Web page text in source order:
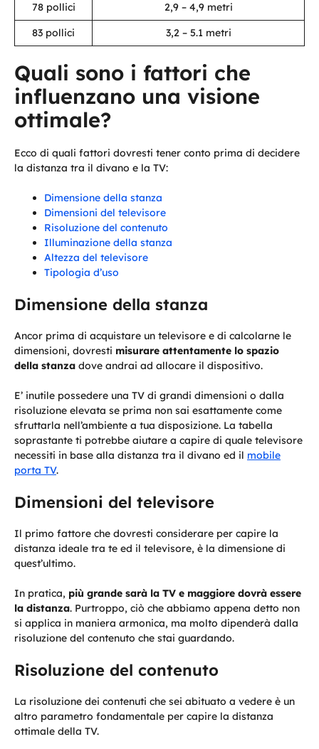
78 pollici
2,9 – 4,9 metri
83 pollici
3,2 – 5.1 metri
Quali sono i fattori che
influenzano una visione
ottimale?
Ecco di quali fattori dovresti tener conto prima di decidere
la distanza tra il divano e la TV:
Dimensione della stanza
Dimensioni del televisore
Risoluzione del contenuto
Illuminazione della stanza
Altezza del televisore
Tipologia d’uso
Dimensione della stanza
Ancor prima di acquistare un televisore e di calcolarne le
dimensioni, dovresti misurare attentamente lo spazio
della stanza dove andrai ad allocare il dispositivo.
E’ inutile possedere una TV di grandi dimensioni o dalla
risoluzione elevata se prima non sai esattamente come
sfruttarla nell’ambiente a tua disposizione. La tabella
soprastante ti potrebbe aiutare a capire di quale televisore
necessiti in base alla distanza tra il divano ed il mobile
porta TV.
Dimensioni del televisore
Il primo fattore che dovresti considerare per capire la
distanza ideale tra te ed il televisore, è la dimensione di
quest’ultimo.
In pratica, più grande sarà la TV e maggiore dovrà essere
la distanza. Purtroppo, ciò che abbiamo appena detto non
si applica in maniera armonica, ma molto dipenderà dalla
risoluzione del contenuto che stai guardando.
Risoluzione del contenuto
La risoluzione dei contenuti che sei abituato a vedere è un
altro parametro fondamentale per capire la distanza
ottimale della TV.